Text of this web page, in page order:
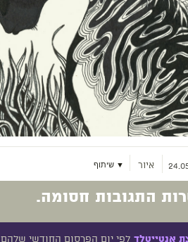
איור ▼ שיתוף
התגובות חסומה.
אנטייטלד לפי יום הפרסום החודשי שלהם